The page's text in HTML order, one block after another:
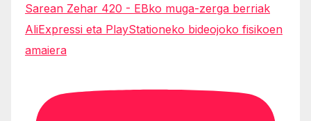
Sarean Zehar 420 - EBko muga-zerga berriak
AliExpressi eta PlayStationeko bideojoko fisikoen
amaiera